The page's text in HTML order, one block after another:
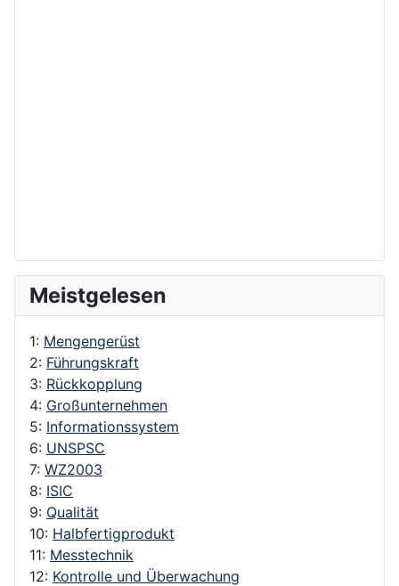
Meistgelesen
1: Mengengerüst
2: Führungskraft
3: Rückkopplung
4: Großunternehmen
5: Informationssystem
6: UNSPSC
7: WZ2003
8: ISIC
9: Qualität
10: Halbfertigprodukt
11: Messtechnik
12: Kontrolle und Überwachung